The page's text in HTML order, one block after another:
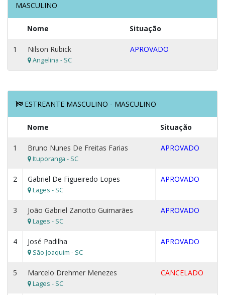
MASCULINO
Nome Situação
1 Nilson Rubick
Angelina - SC
APROVADO
ESTREANTE MASCULINO - MASCULINO
Nome Situação
1 Bruno Nunes De Freitas Farias
Ituporanga - SC
APROVADO
2 Gabriel De Figueiredo Lopes
Lages - SC
APROVADO
3 João Gabriel Zanotto Guimarães
Lages - SC
APROVADO
4 José Padilha
São Joaquim - SC
APROVADO
5 Marcelo Drehmer Menezes
Lages - SC
CANCELADO